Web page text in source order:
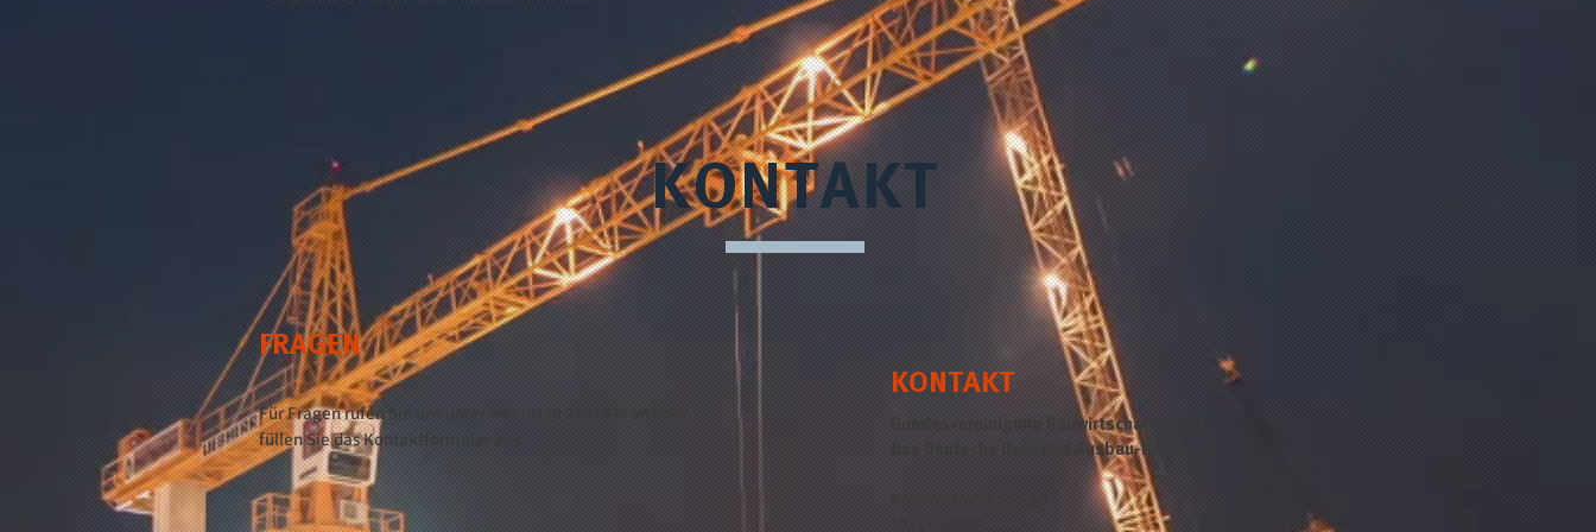
KONTAKT
FRAGEN
KONTAKT
Für Fragen rufen Sie uns unter +49 (0)30 20314-0 an oder
füllen Sie das Kontaktformular aus.
Bundesvereinigung Bauwirtschaft (GbR)
Das Deutsche Bau- und Ausbau-Handwerk